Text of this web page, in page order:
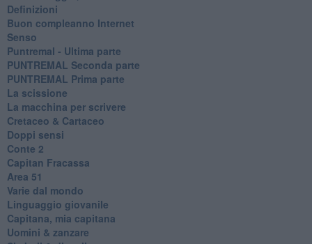
Definizioni
​Buon compleanno Internet
Senso
Puntremal - Ultima parte
PUNTREMAL Seconda parte
​PUNTREMAL Prima parte
La scissione
La macchina per scrivere
Cretaceo & Cartaceo
Doppi sensi
​Conte 2
​Capitan Fracassa
​Area 51
Varie dal mondo
​Linguaggio giovanile
​Capitana, mia capitana
Uomini & zanzare